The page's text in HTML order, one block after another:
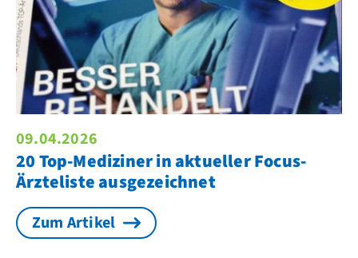
09.04.2026
20 Top-Mediziner in aktueller Focus-
Ärzteliste ausgezeichnet
Zum Artikel